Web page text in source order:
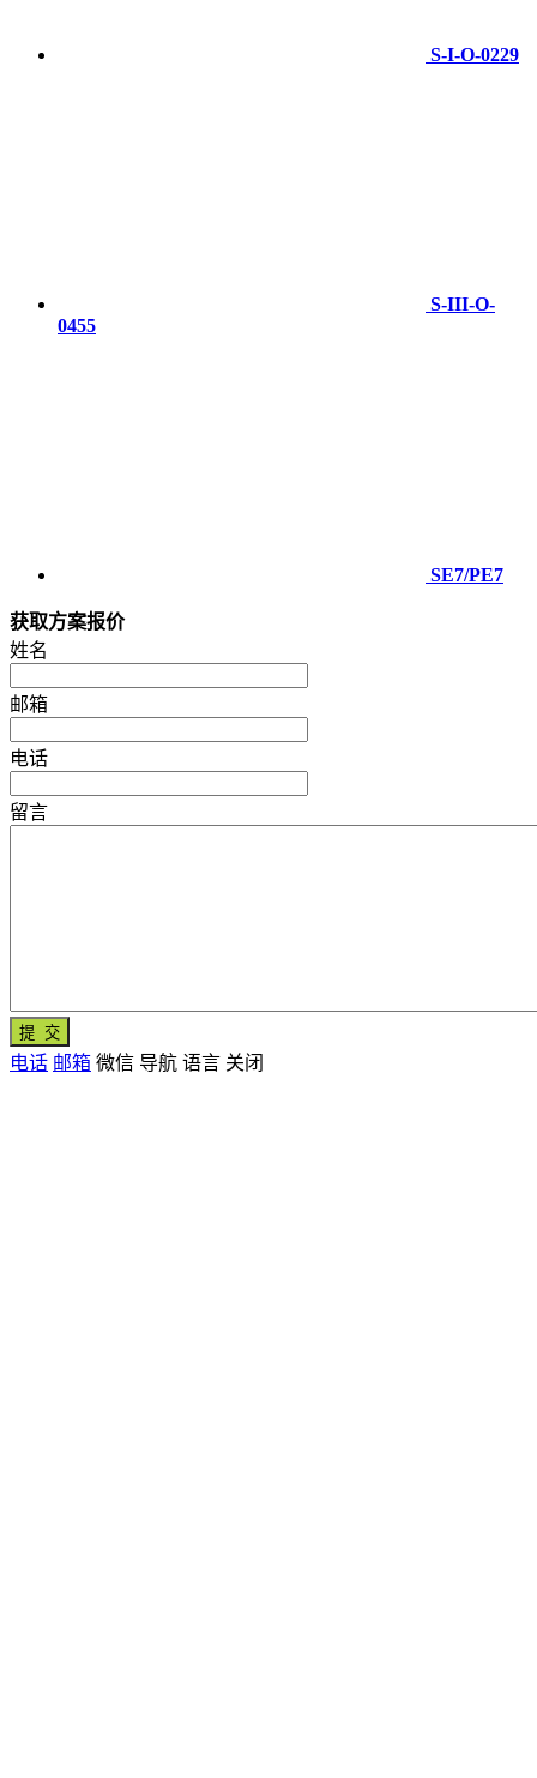
S-I-O-0229
S-III-O-
0455
SE7/PE7
获取方案报价
姓名
邮箱
电话
留言
电话 邮箱 微信 导航 语言 关闭